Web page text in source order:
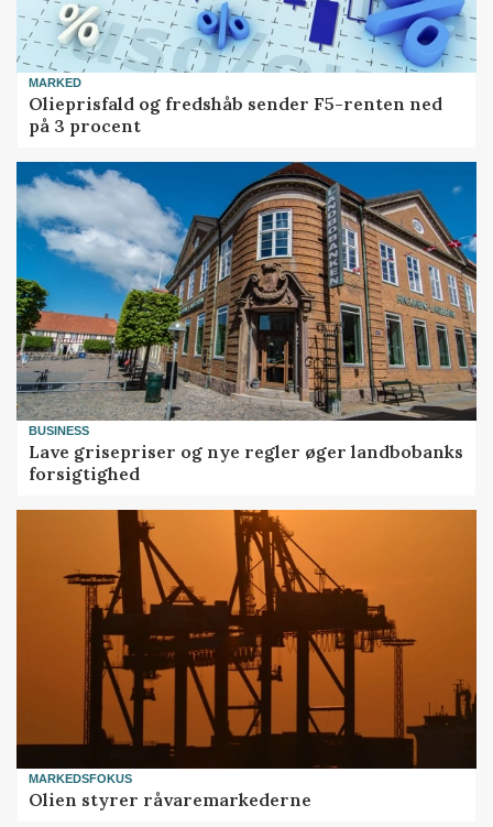
MARKED
Olieprisfald og fredshåb sender F5-renten ned
på 3 procent
BUSINESS
Lave grisepriser og nye regler øger landbobanks
forsigtighed
MARKEDSFOKUS
Olien styrer råvaremarkederne